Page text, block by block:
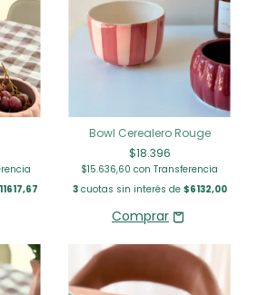
Bowl Cerealero Rouge
$18.396
$15.636,60 con Transferencia
3cuotas sin interés de $6132,00